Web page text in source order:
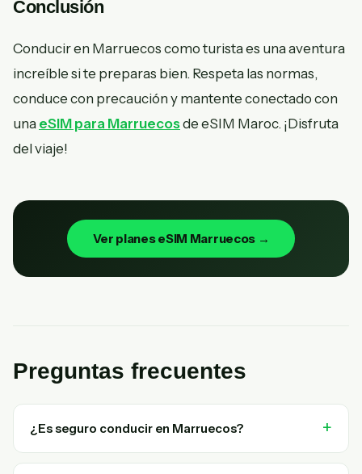
Conclusión
Conducir en Marruecos como turista es una aventura
increíble si te preparas bien. Respeta las normas,
conduce con precaución y mantente conectado con
una eSIM para Marruecosde eSIM Maroc. ¡Disfruta
del viaje!
Ver planes eSIM Marruecos →
Preguntas frecuentes
¿Es seguro conducir en Marruecos?